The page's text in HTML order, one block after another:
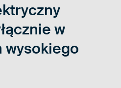
w
wysokiego